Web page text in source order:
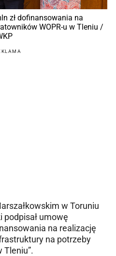
zł dofinansowania na
WOPR-u w Tleniu /
w Toruniu
podpisał umowę
na realizację
na potrzeby